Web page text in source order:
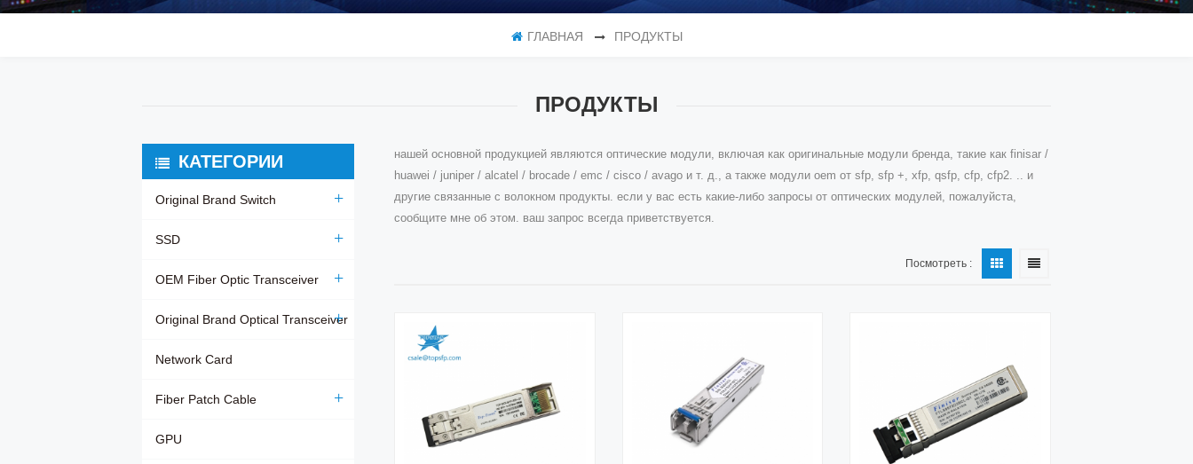
ГЛАВНАЯ ПРОДУКТЫ
ПРОДУКТЫ
КАТЕГОРИИ
Original Brand Switch
SSD
OEM Fiber Optic Transceiver
Original Brand Optical Transceiver
Network Card
Fiber Patch Cable
GPU
нашей основной продукцией являются оптические модули, включая как оригинальные модули бренда, такие как finisar /
huawei / juniper / alcatel / brocade / emc / cisco / avago и т. д., а также модули oem от sfp, sfp +, xfp, qsfp, cfp, cfp2. .. и
другие связанные с волокном продукты. если у вас есть какие-либо запросы от оптических модулей, пожалуйста,
сообщите мне об этом. ваш запрос всегда приветствуется.
Посмотреть :